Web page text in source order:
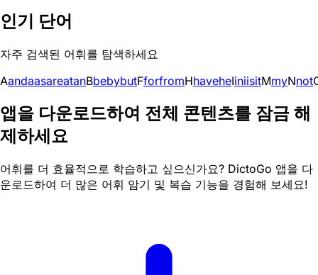
인기 단어
자주 검색된 어휘를 탐색하세요
AandaasareatanBbebybutFforfromHhaveheIiniisitMmyNnot
앱을 다운로드하여 전체 콘텐츠를 잠금 해
제하세요
어휘를 더 효율적으로 학습하고 싶으신가요? DictoGo 앱을 다
운로드하여 더 많은 어휘 암기 및 복습 기능을 경험해 보세요!